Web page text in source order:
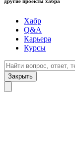
Хабр
Q&A
Карьера
Курсы
Закрыть